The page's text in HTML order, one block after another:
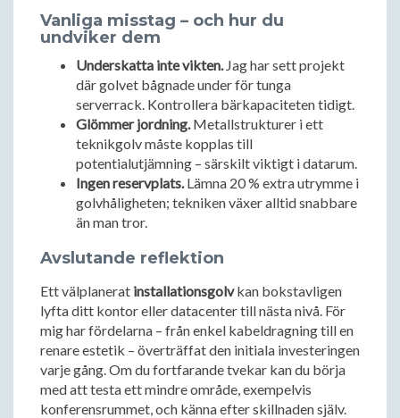
Vanliga misstag – och hur du
undviker dem
Underskatta inte vikten. Jag har sett projekt
där golvet bågnade under för tunga
serverrack. Kontrollera bärkapaciteten tidigt.
Glömmer jordning. Metallstrukturer i ett
teknikgolv måste kopplas till
potentialutjämning – särskilt viktigt i datarum.
Ingen reservplats. Lämna 20 % extra utrymme i
golvhåligheten; tekniken växer alltid snabbare
än man tror.
Avslutande reflektion
Ett välplanerat installationsgolvkan bokstavligen
lyfta ditt kontor eller datacenter till nästa nivå. För
mig har fördelarna – från enkel kabeldragning till en
renare estetik – överträffat den initiala investeringen
varje gång. Om du fortfarande tvekar kan du börja
med att testa ett mindre område, exempelvis
konferensrummet, och känna efter skillnaden själv.